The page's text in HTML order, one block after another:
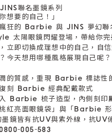
聯名墨鏡系列
想要的自己！」
狂的 Barbie 與 JINS 夢幻聯
太陽眼鏡閃耀登場，帶給你完
立即切換成理想中的自己，自信
今天想用哪種風格展現自己呢？
的質感，重現 Barbie 標誌性
刻 Barbie 經典配戴款式
Barbie 梳子造型，內側刻印
紅亮面眼鏡袋」與「Barbie 形
鏡皆有抗UV與紫外線，抗UV
005-583